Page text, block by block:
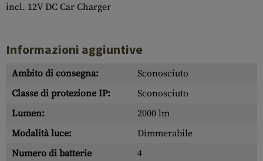
incl. 12V DC Car Charger
Informazioni aggiuntive
Ambito di consegna:
Sconosciuto
Classe di protezione IP:
Sconosciuto
Lumen:
2000 lm
Modalità luce:
Dimmerabile
Numero di batterie
4